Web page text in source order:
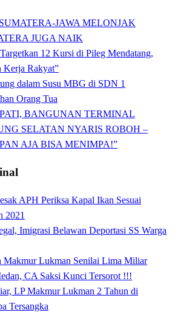
JAWA MELONJAK
JUGA NAIK
12 Kursi di Pileg Mendatang,
Kerja Rakyat”
dalam Susu MBG di SDN 1
Orang Tua
BANGUNAN TERMINAL
SELATAN NYARIS ROBOH –
AJA BISA MENIMPA!”
APH Periksa Kapal Ikan Sesuai
2021
Imigrasi Belawan Deportasi SS Warga
Makmur Lukman Senilai Lima Miliar
CA Saksi Kunci Tersorot !!!
LP Makmur Lukman 2 Tahun di
Tersangka